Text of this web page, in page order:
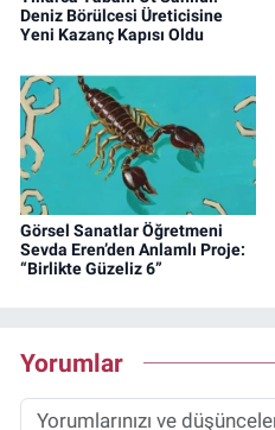
Deniz Börülcesi Üreticisine
Yeni Kazanç Kapısı Oldu
Görsel Sanatlar Öğretmeni
Sevda Eren’den Anlamlı Proje:
“Birlikte Güzeliz 6”
Yorumlar